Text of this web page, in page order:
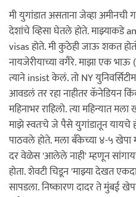
मी युगांडात असताना जेव्हा अमीनची
देशांचे व्हिसा घेतले होते. माझ्याकडे
visas होते. मी कुठेही जाऊ शकत
नायजेरीयाच्या वगैरे. माझा एक
त्याने insist केलं. तो NY
आवडलं तर रहा नाहीतर कॅनेडियन
महिनाभर राहिलो. त्या महिन्यात
माझे स्वतःचे जे पैसे युगांडातून
पाठवले होते. मला बॅंकेच्या ४-५
दर वेळेस 'आलेले नाही' म्हणून
होता. शेवटी चिडून 'माझ्या देखत
सापडला. निष्कारण दादर ते मुंबई